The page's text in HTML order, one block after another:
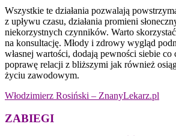
Wszystkie te działania pozwalają
z upływu czasu, działania promieni
niekorzystnych czynników. Warto
na konsultację. Młody i zdrowy wygląd
własnej wartości, dodają pewności siebie co
poprawę relacji z bliższymi jak również
życiu zawodowym.
Włodzimierz Rosiński – ZnanyLekarz.pl
ZABIEGI